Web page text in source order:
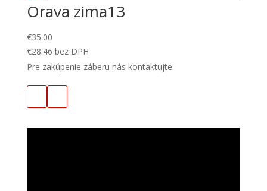
Orava zima13
€35.00
€28.46 bez DPH
Pre zakúpenie záberu nás kontaktujte: